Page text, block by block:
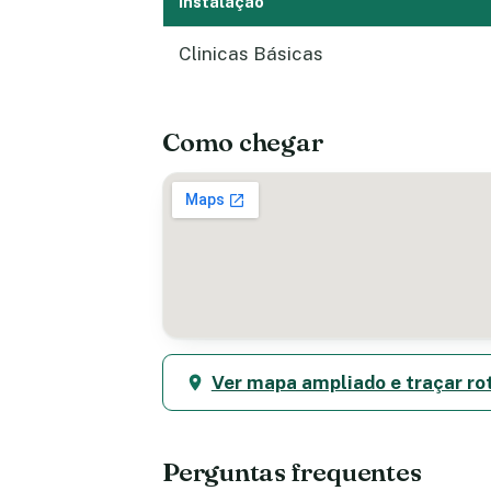
Clinicas Básicas
Como chegar
Ver mapa ampliado e traçar
Perguntas frequentes